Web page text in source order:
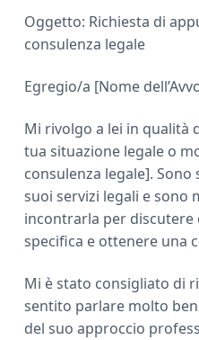
Oggetto: Richiesta di
consulenza legale
Egregio/a [Nome
Mi rivolgo a lei in qualità
tua situazione legale o
consulenza legale].
suoi servizi legali e sono
incontrarla per discutere
specifica e ottenere una
Mi è stato consigliato di
sentito parlare molto
del suo approccio